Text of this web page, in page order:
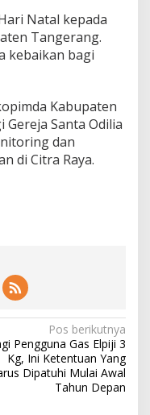
Natal kepada
Tangerang.
kebaikan bagi
Kabupaten
Santa Odilia
dan
di Citra Raya.
Pos berikutnya
Pengguna Gas Elpiji 3
Kg, Ini Ketentuan Yang
Dipatuhi Mulai Awal
Tahun Depan